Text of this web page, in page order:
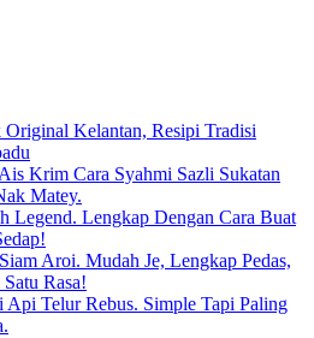
Kelantan, Resipi Tradisi
Krim Cara Syahmi Sazli Sukatan
Matey.
Legend. Lengkap Dengan Cara Buat
Aroi. Mudah Je, Lengkap Pedas,
Rasa!
Api Telur Rebus. Simple Tapi Paling